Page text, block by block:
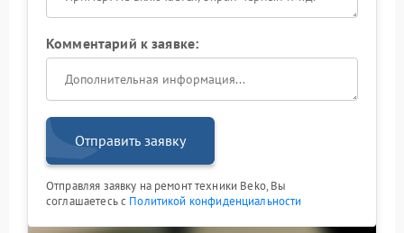
Комментарий к заявке:
Отправить заявку
Отправляя заявку на ремонт техники Beko, Вы
соглашаетесь с Политикой конфиденциальности